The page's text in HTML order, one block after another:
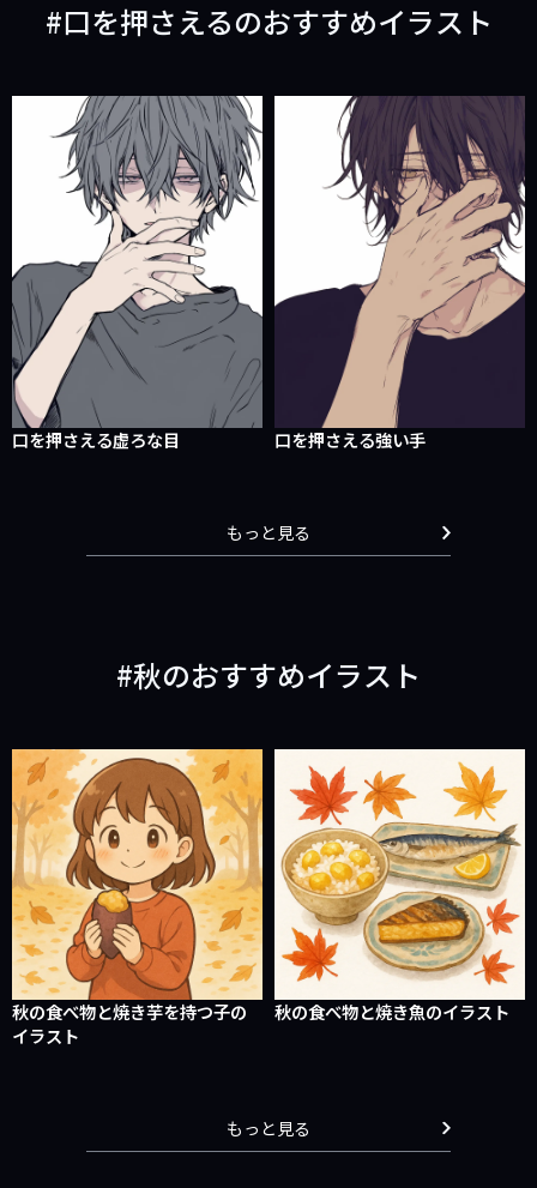
口を押さえるのおすすめイラスト
口を押さえる虚ろな目 口を押さえる強い手
もっと見る
秋のおすすめイラスト
秋の食べ物と焼き芋を持つ子の
イラスト
秋の食べ物と焼き魚のイラスト
もっと見る